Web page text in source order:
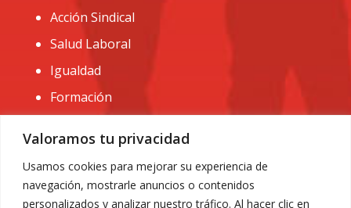
Valoramos tu privacidad
Usamos cookies para mejorar su experiencia de
navegación, mostrarle anuncios o contenidos
personalizados y analizar nuestro tráfico. Al hacer clic en
Acción Sindical
Salud Laboral
Igualdad
Formación
CONTACTO:
administracion@usomurcia.org
968 25 01 20